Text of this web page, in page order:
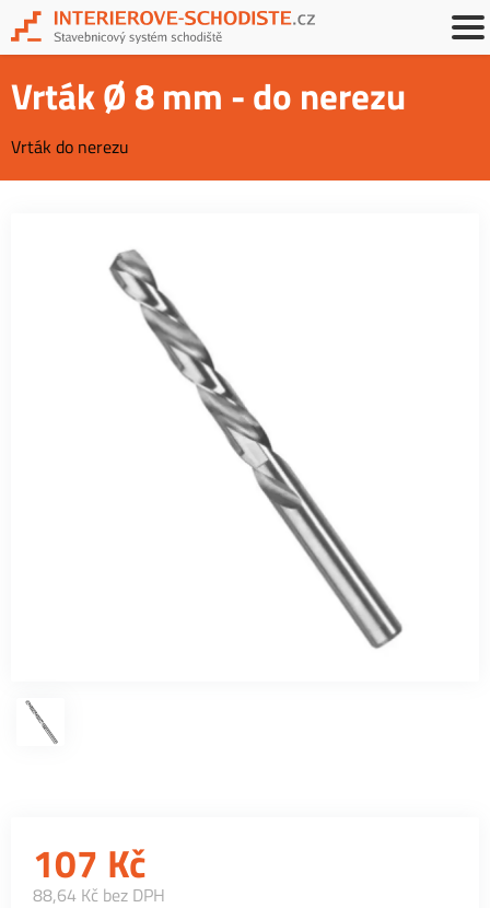
Vrták Ø 8 mm - do nerezu
Vrták do nerezu
107 Kč
88,64 Kč bez DPH